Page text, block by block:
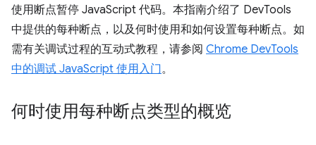
使用断点暂停 JavaScript 代码。本指南介绍了 DevTools
中提供的每种断点，以及何时使用和如何设置每种断点。如
需有关调试过程的互动式教程，请参阅 Chrome DevTools
中的调试 JavaScript 使用入门。
何时使用每种断点类型的概览